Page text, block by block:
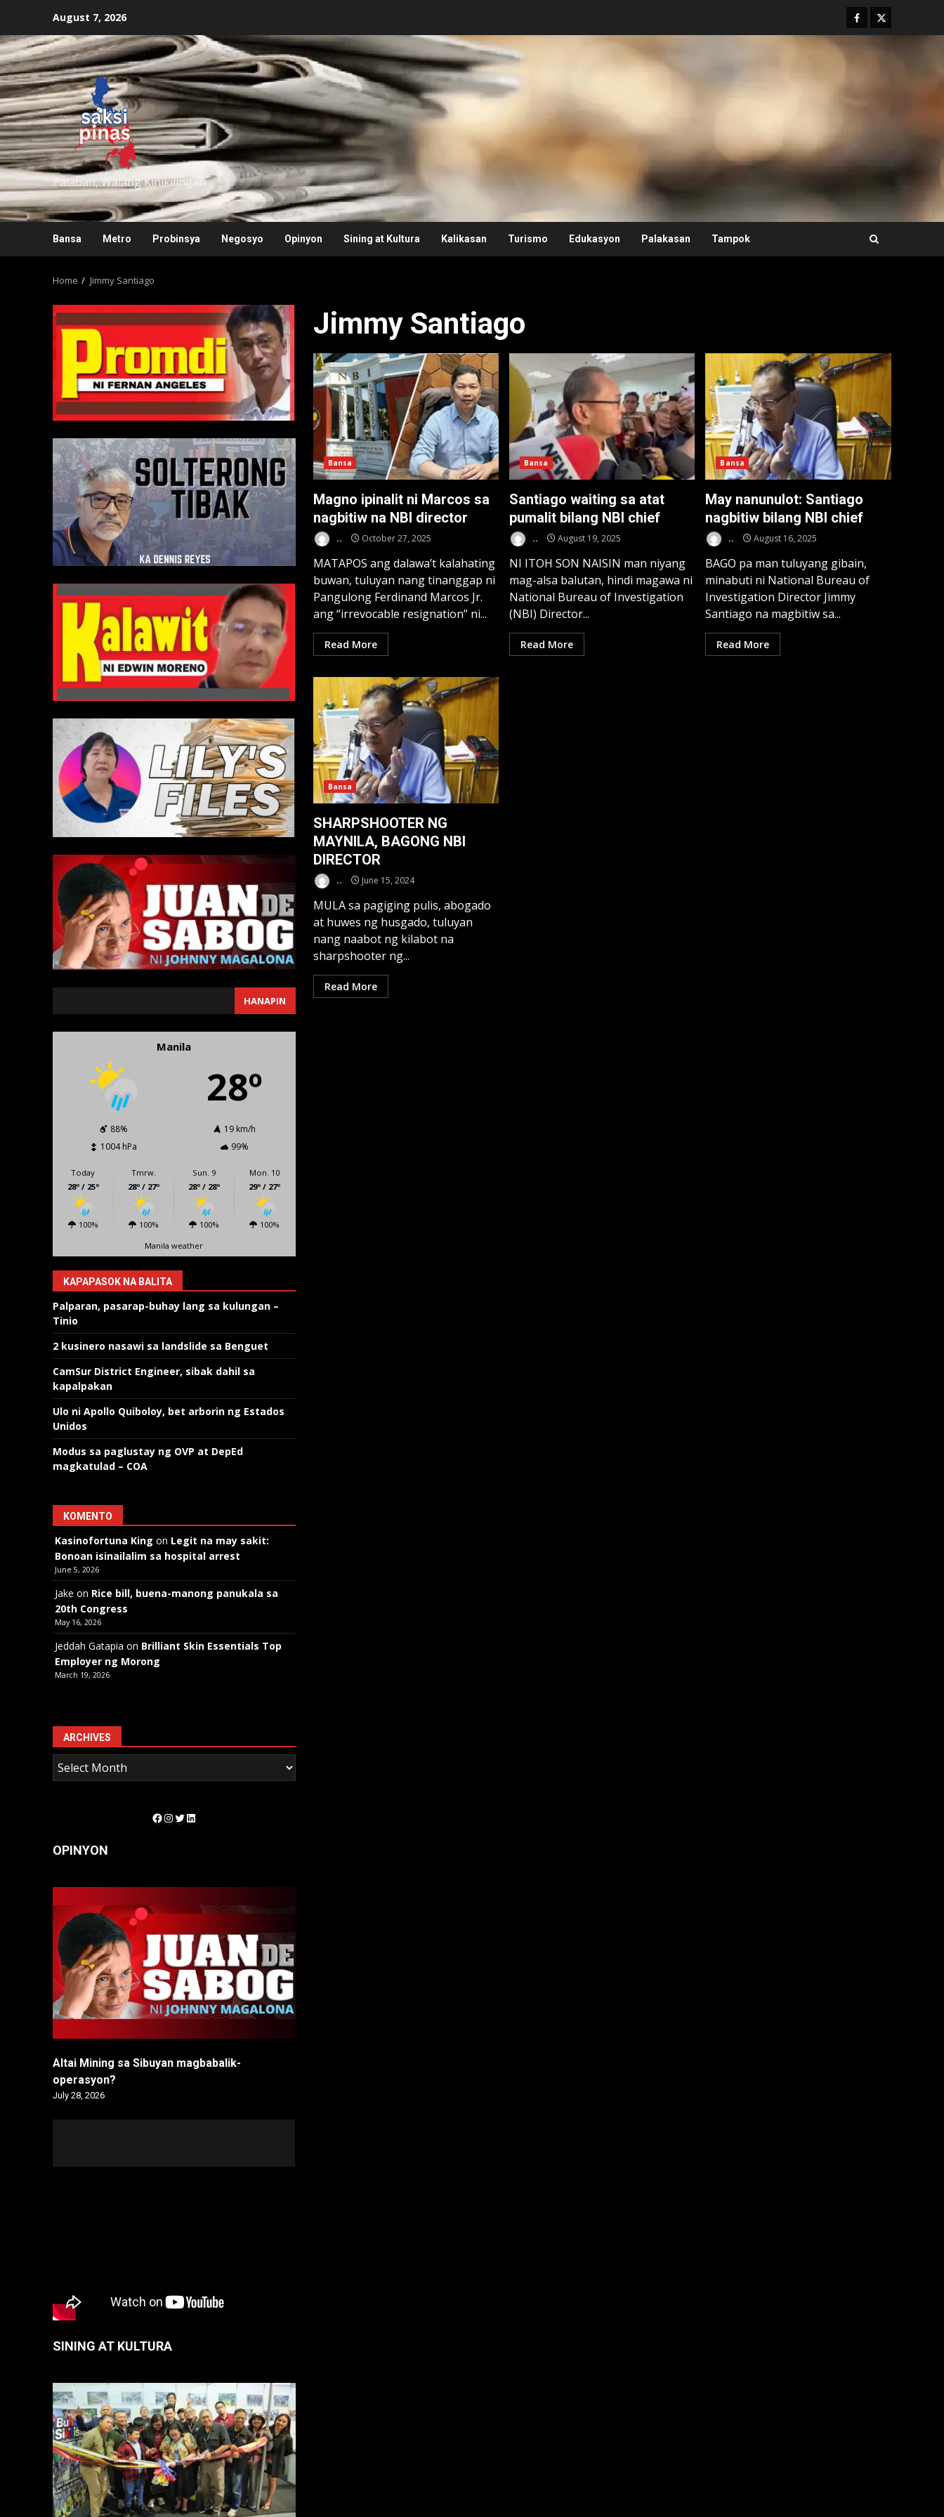
content
August 7, 2026 Facebook
Twitter
Palaban, Walang Kinikilingan
Bansa Metro Probinsya Negosyo Opinyon Sining at Kultura Kalikasan Turismo Edukasyon Palakasan Tampok
Home Jimmy Santiago
Jimmy Santiago
Bansa
Magno ipinalit ni Marcos sa
nagbitiw na NBI director
.. October 27, 2025
MATAPOS ang dalawa’t kalahating
buwan, tuluyan nang tinanggap ni
Pangulong Ferdinand Marcos Jr.
ang “irrevocable resignation” ni...
Read More
Bansa
Santiago waiting sa atat
pumalit bilang NBI chief
.. August 19, 2025
NI ITOH SON NAISIN man niyang
mag-alsa balutan, hindi magawa ni
National Bureau of Investigation
(NBI) Director...
Read More
Bansa
May nanunulot: Santiago
nagbitiw bilang NBI chief
.. August 16, 2025
BAGO pa man tuluyang gibain,
minabuti ni National Bureau of
Investigation Director Jimmy
Santiago na magbitiw sa...
Read More
Bansa
SHARPSHOOTER NG
MAYNILA, BAGONG NBI
DIRECTOR
.. June 15, 2024
MULA sa pagiging pulis, abogado
at huwes ng husgado, tuluyan
nang naabot ng kilabot na
sharpshooter ng...
Read More
HANAPIN
Manila
28º
88%
19 km/h
1004 hPa
99%
Today
28º / 25º
100%
Tmrw.
28º / 27º
100%
Sun. 9
28º / 28º
100%
Mon. 10
29º / 27º
100%
Manila weather
KAPAPASOK NA BALITA
Palparan, pasarap-buhay lang sa kulungan –
Tinio
2 kusinero nasawi sa landslide sa Benguet
CamSur District Engineer, sibak dahil sa
kapalpakan
Ulo ni Apollo Quiboloy, bet arborin ng Estados
Unidos
Modus sa paglustay ng OVP at DepEd
magkatulad – COA
KOMENTO
Kasinofortuna King on Legit na may sakit:
Bonoan isinailalim sa hospital arrest
June 5, 2026
Jake on Rice bill, buena-manong panukala sa
20th Congress
May 16, 2026
Jeddah Gatapia on Brilliant Skin Essentials Top
Employer ng Morong
March 19, 2026
ARCHIVES
Facebook
Instagram
Twitter
LinkedIn
OPINYON
Altai Mining sa Sibuyan magbabalik-
operasyon?
July 28, 2026
SINING AT KULTURA